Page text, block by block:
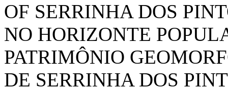
OF SERRINHA DOS
NO HORIZONTE
PATRIMÔNIO
DE SERRINHA DOS